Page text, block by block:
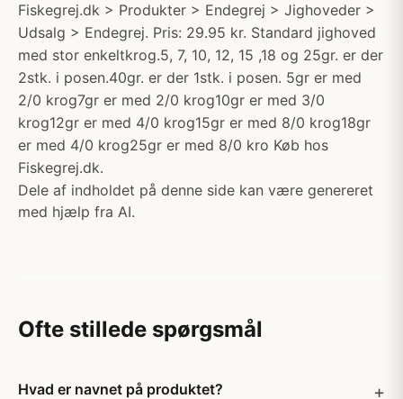
Fiskegrej.dk > Produkter > Endegrej > Jighoveder >
Udsalg > Endegrej. Pris: 29.95 kr. Standard jighoved
med stor enkeltkrog.5, 7, 10, 12, 15 ,18 og 25gr. er der
2stk. i posen.40gr. er der 1stk. i posen. 5gr er med
2/0 krog7gr er med 2/0 krog10gr er med 3/0
krog12gr er med 4/0 krog15gr er med 8/0 krog18gr
er med 4/0 krog25gr er med 8/0 kro Køb hos
Fiskegrej.dk.
Dele af indholdet på denne side kan være genereret
med hjælp fra AI.
Ofte stillede spørgsmål
Hvad er navnet på produktet?